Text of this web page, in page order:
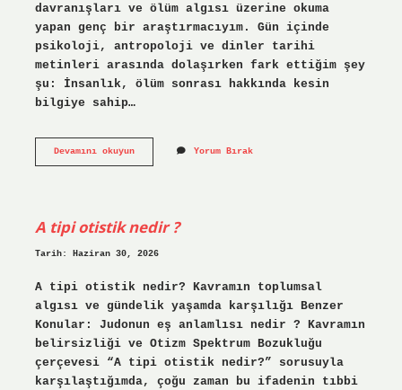
davranışları ve ölüm algısı üzerine okuma
yapan genç bir araştırmacıyım. Gün içinde
psikoloji, antropoloji ve dinler tarihi
metinleri arasında dolaşırken fark ettiğim şey
şu: İnsanlık, ölüm sonrası hakkında kesin
bilgiye sahip…
Devamını okuyunAhirette
çocuklar
Yorum Bırak
A tipi otistik nedir ?
Tarih: Haziran 30, 2026
A tipi otistik nedir? Kavramın toplumsal
algısı ve gündelik yaşamda karşılığı Benzer
Konular: Judonun eş anlamlısı nedir ? Kavramın
belirsizliği ve Otizm Spektrum Bozukluğu
çerçevesi “A tipi otistik nedir?” sorusuyla
karşılaştığımda, çoğu zaman bu ifadenin tıbbi